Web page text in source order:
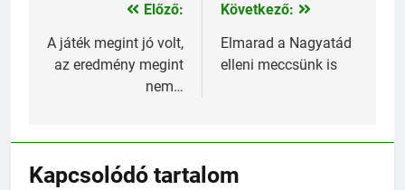
Bejegyzés
navigáció
Előző:
A játék megint jó volt,
az eredmény megint
nem…
Következő:
Elmarad a Nagyatád
elleni meccsünk is
Kapcsolódó tartalom